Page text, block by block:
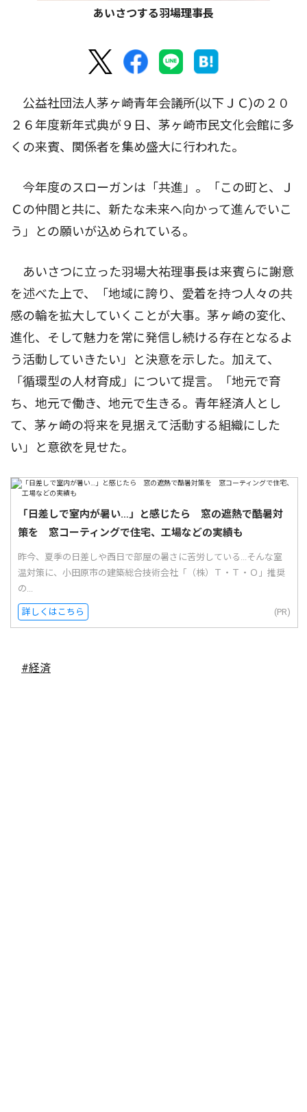
あいさつする羽場理事長
公益社団法人茅ヶ崎青年会議所(以下ＪＣ)の２０
２６年度新年式典が９日、茅ヶ崎市民文化会館に多
くの来賓、関係者を集め盛大に行われた。
今年度のスローガンは「共進」。「この町と、Ｊ
Ｃの仲間と共に、新たな未来へ向かって進んでいこ
う」との願いが込められている。
あいさつに立った羽場大祐理事長は来賓らに謝意
を述べた上で、「地域に誇り、愛着を持つ人々の共
感の輪を拡大していくことが大事。茅ヶ崎の変化、
進化、そして魅力を常に発信し続ける存在となるよ
う活動していきたい」と決意を示した。加えて、
「循環型の人材育成」について提言。「地元で育
ち、地元で働き、地元で生きる。青年経済人とし
て、茅ヶ崎の将来を見据えて活動する組織にした
い」と意欲を見せた。
「日差しで室内が暑い…」と感じたら 窓の遮熱で酷暑対
策を 窓コーティングで住宅、工場などの実績も
昨今、夏季の日差しや西日で部屋の暑さに苦労している...そんな室
温対策に、小田原市の建築総合技術会社「（株）Ｔ・Ｔ・Ｏ」推奨
の...
詳しくはこちら (PR)
#経済